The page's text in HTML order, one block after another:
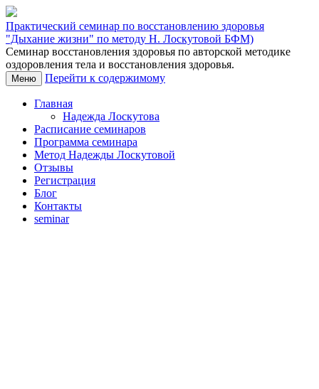
Практический семинар по восстановлению здоровья
"Дыхание жизни" по методу Н. Лоскутовой БФМ)
Семинар восстановления здоровья по авторской методике
оздоровления тела и восстановления здоровья.
Меню Перейти к содержимому
Главная
Надежда Лоскутова
Расписание семинаров
Программа семинара
Метод Надежды Лоскутовой
Отзывы
Регистрация
Блог
Контакты
seminar